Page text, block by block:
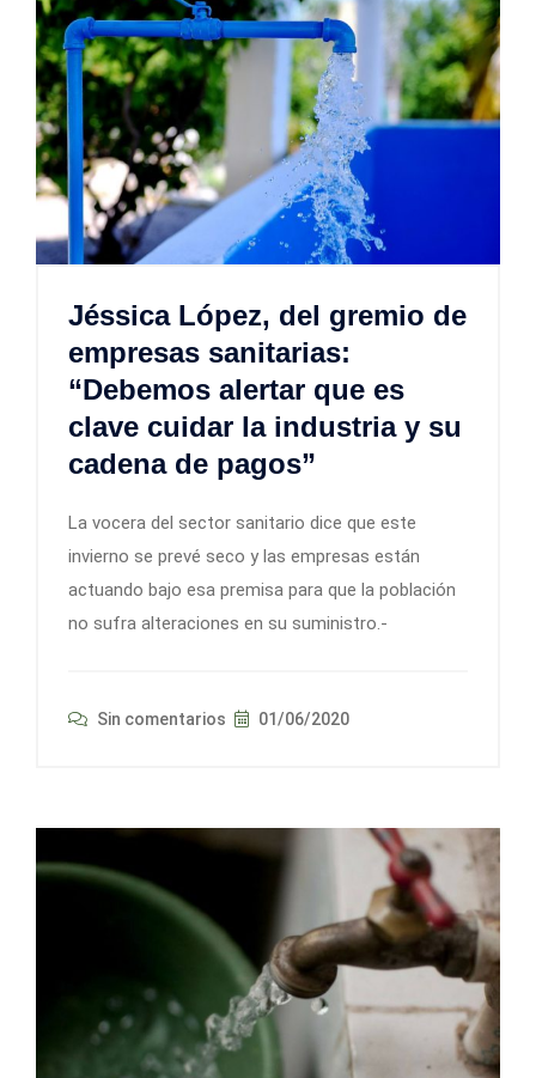
Jéssica López, del gremio de
empresas sanitarias:
“Debemos alertar que es
clave cuidar la industria y su
cadena de pagos”
La vocera del sector sanitario dice que este
invierno se prevé seco y las empresas están
actuando bajo esa premisa para que la población
no sufra alteraciones en su suministro.-
Sin comentarios 01/06/2020